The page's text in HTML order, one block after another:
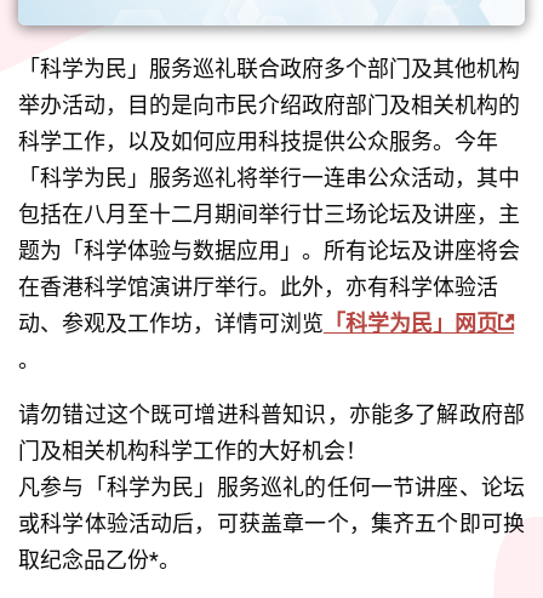
「科学为民」服务巡礼联合政府多个部门及其他机构
举办活动，目的是向市民介绍政府部门及相关机构的
科学工作，以及如何应用科技提供公众服务。今年
「科学为民」服务巡礼将举行一连串公众活动，其中
包括在八月至十二月期间举行廿三场论坛及讲座，主
题为「科学体验与数据应用」。所有论坛及讲座将会
在香港科学馆演讲厅举行。此外，亦有科学体验活
动、参观及工作坊，详情可浏览 「科学为民」网页
。
请勿错过这个既可增进科普知识，亦能多了解政府部
门及相关机构科学工作的大好机会！
凡参与「科学为民」服务巡礼的任何一节讲座、论坛
或科学体验活动后，可获盖章一个，集齐五个即可换
取纪念品乙份*。